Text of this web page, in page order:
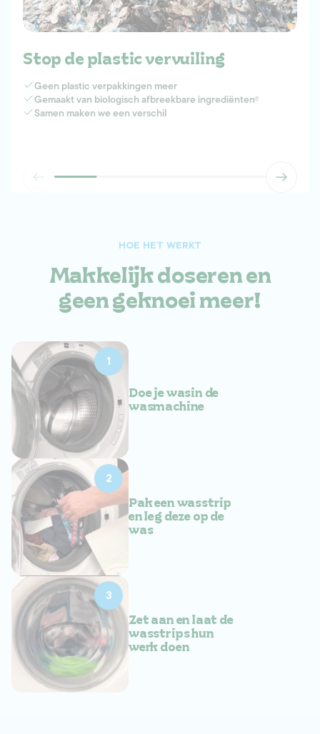
Stop de plastic vervuiling
Geen plastic verpakkingen meer
Gemaakt van biologisch afbreekbare ingrediëntenᵉ
Samen maken we een verschil
HOE HET WERKT
Makkelijk doseren en
geen geknoei meer!
1
Doe je wasin de
wasmachine
2
Pak een wasstrip
en leg deze op de
was
3
Zet aan en laat de
wasstrips hun
werk doen